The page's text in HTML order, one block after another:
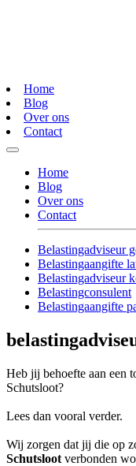
Home
Blog
Over ons
Contact
Home
Blog
Over ons
Contact
Belastingadviseur
Belastingaangifte
Belastingadviseur
Belastingconsulent
Belastingaangifte
Heb jij behoefte aan een
Schutsloot?
Lees dan vooral verder.
Wij zorgen dat jij die op
Schutsloot verbonden